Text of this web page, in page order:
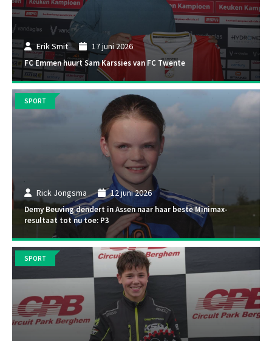
Erik Smit 17 juni 2026
FC Emmen huurt Sam Karssies van FC Twente
Rick Jongsma 12 juni 2026
Demy Beuving dendert in Assen naar haar beste Minimax-
resultaat tot nu toe: P3
SPORT
SPORT